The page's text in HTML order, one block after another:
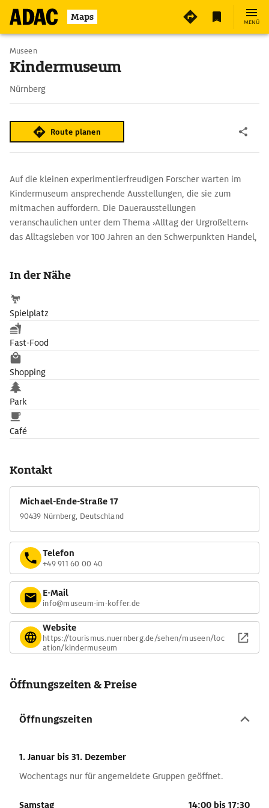
Maps MENÜ
Museen
Kindermuseum
Nürnberg
Route planen
Auf die kleinen experimentierfreudigen Forscher warten im
Kindermuseum ansprechende Ausstellungen, die sie zum
mitmachen auffordern. Die Dauerausstellungen
veranschaulichen unter dem Thema ›Alltag der Urgroßeltern‹
das Alltagsleben vor 100 Jahren an den Schwerpunkten Handel,
In der Nähe
Spielplatz
Fast-Food
Shopping
Park
Café
Kontakt
Michael-Ende-Straße 17
90439 Nürnberg, Deutschland
Telefon
+49 911 60 00 40
E-Mail
info@museum-im-koffer.de
Website
https://tourismus.nuernberg.de/sehen/museen/loc
ation/kindermuseum
Öffnungszeiten & Preise
Öffnungszeiten
1. Januar bis 31. Dezember
Wochentags nur für angemeldete Gruppen geöffnet.
Samstag 14:00 bis 17:30